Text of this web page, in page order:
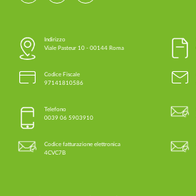
Indirizzo
Viale Pasteur 10 - 00144 Roma
Codice Fiscale
97141810586
Telefono
0039 06 5903910
Codice fatturazione elettronica
4CVC7B